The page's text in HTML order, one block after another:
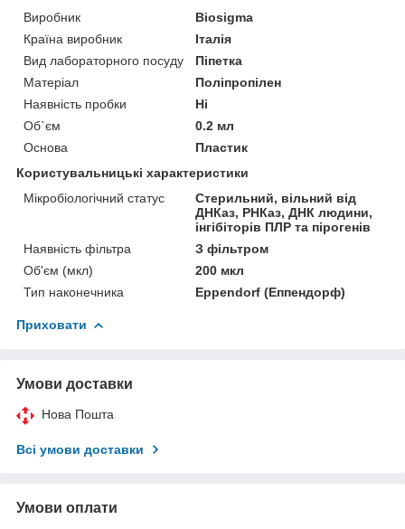
Виробник
Biosigma
Країна виробник
Італія
Вид лабораторного посуду
Піпетка
Матеріал
Поліпропілен
Наявність пробки
Ні
Об`єм
0.2 мл
Основа
Пластик
Користувальницькі характеристики
Мікробіологічний статус
Стерильний, вільний від
ДНКаз, РНКаз, ДНК людини,
інгібіторів ПЛР та пірогенів
Наявність фільтра
З фільтром
Об'єм (мкл)
200 мкл
Тип наконечника
Eppendorf (Еппендорф)
Приховати
Умови доставки
Нова Пошта
Всі умови доставки
Умови оплати